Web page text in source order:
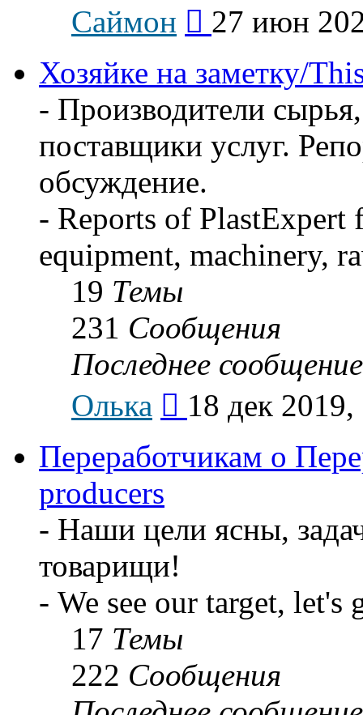
Саймон
последнему
27 июн
Хозяйке на заметку/
- Производители
поставщики услуг.
обсуждение.
- Reports of PlastExpert
equipment, machinery,
19 Темы
231 Сообщения
Последнее сообщение
Олька
последнему
18 дек
Переработчикам о
producers
- Наши цели ясны,
товарищи!
- We see our target, let's
17 Темы
222 Сообщения